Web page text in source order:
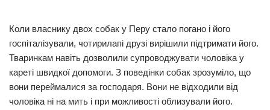
Коли власнику двох собак у Перу стало погано і його
госпіталізували, чотирилапі друзі вирішили підтримати його.
Тваринкам навіть дозволили супроводжувати чоловіка у
кареті швидкої допомоги. З поведінки собак зрозуміло, що
вони переймалися за господаря. Вони не відходили від
чоловіка ні на мить і при можливості облизували його.